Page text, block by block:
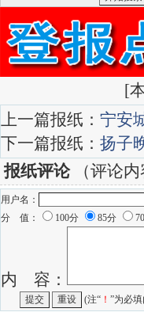
[
上一篇报纸： 宁安
下一篇报纸： 扬子
报纸评论（评论内
用户名：
分 值：
100分 85分
内 容：
(注“ ！ ”为必